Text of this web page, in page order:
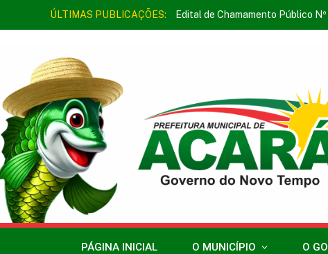
ÚLTIMAS PUBLICAÇÕES: Edital de Chamamento Público
PÁGINA INICIAL O MUNICÍPIO O